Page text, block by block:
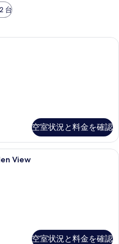
台
羽毛の掛け布団、ミニバー、セーフ
空室状況と料金を確認
羽毛の掛け布団、ミニバー、セーフ
View
空室状況と料金を確認